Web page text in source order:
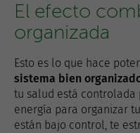
El efecto
organizada
Esto es lo que hace
sistema bien
tu salud está controlada
energía para organizar
están bajo control, te